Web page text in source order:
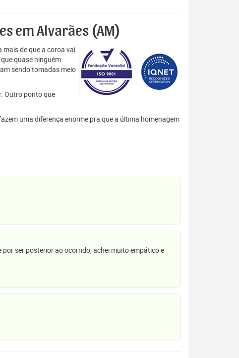
em Alvarães (AM)
mais de que a coroa vai
quase ninguém
sendo tomadas meio
Outro ponto que
uma diferença enorme pra que a última homenagem
ser posterior ao ocorrido, achei muito empático e